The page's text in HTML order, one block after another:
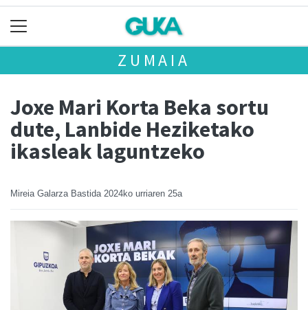
ZUMAIA
Joxe Mari Korta Beka sortu
dute, Lanbide Heziketako
ikasleak laguntzeko
Mireia Galarza Bastida 2024ko urriaren 25a